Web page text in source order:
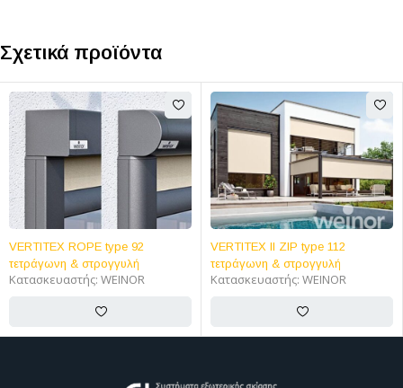
Σχετικά προϊόντα
VERTITEX ROPE type 92
τετράγωνη & στρογγυλή
Κατασκευαστής: WEINOR
VERTITEX II ZIP type 112
τετράγωνη & στρογγυλή
Κατασκευαστής: WEINOR